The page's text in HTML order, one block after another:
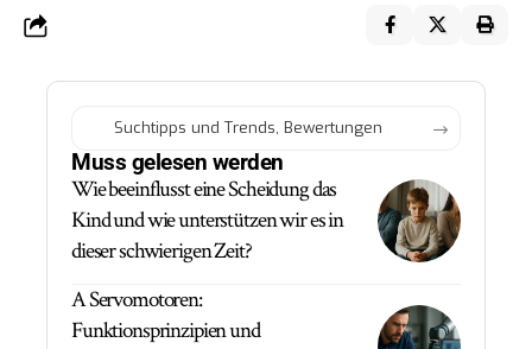
Muss gelesen werden
Wie beeinflusst eine Scheidung das
Kind und wie unterstützen wir es in
dieser schwierigen Zeit?
A Servomotoren:
Funktionsprinzipien und